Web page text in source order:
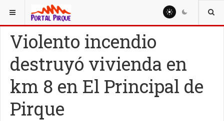
ESTÁ AQUÍ: NOTICIAS
Violento incendio
destruyó vivienda en
km 8 en El Principal de
Pirque